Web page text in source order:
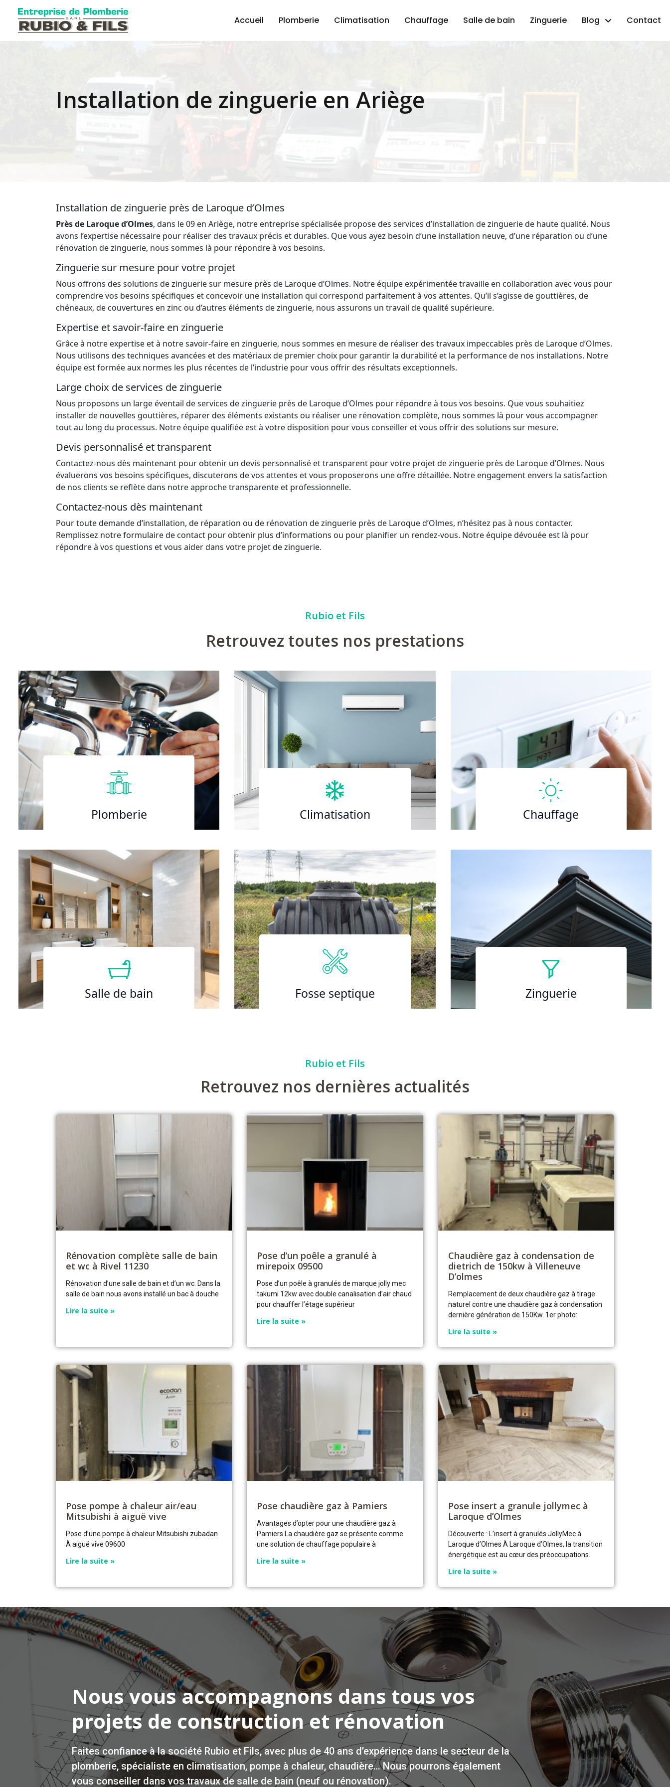
Accueil Plomberie Climatisation Chauffage Salle de bain Zinguerie Blog Contact
Installation de zinguerie en Ariège
Installation de zinguerie près de Laroque d’Olmes
Près de Laroque d’Olmes, dans le09 en Ariège, notre entreprisespécialisée propose des services d’installation dezingueriede haute qualité. Nous
avons l’expertise nécessaire pour réaliser des travaux précis et durables. Que vous ayez besoin d’une installation neuve, d’une réparation ou d’une
rénovation de zinguerie, nous sommes là pour répondre à vos besoins.
Zinguerie sur mesure pour votre projet
Nous offrons des solutions de zinguerie sur mesure près de Laroque d’Olmes. Notre équipe expérimentée travaille en collaboration avec vous pour
comprendre vos besoins spécifiques et concevoir une installation qui correspond parfaitement à vos attentes. Qu’il s’agisse de gouttières, de
chéneaux, de couvertures en zinc ou d’autres éléments de zinguerie, nous assurons un travail de qualité supérieure.
Expertise et savoir-faire en zinguerie
Grâce à notre expertise et à notre savoir-faire en zinguerie, nous sommes en mesure de réaliser des travaux impeccables près de Laroque d’Olmes.
Nous utilisons des techniques avancées et des matériaux de premier choix pour garantir la durabilité et la performance de nos installations. Notre
équipe est formée aux normes les plus récentes de l’industrie pour vous offrir des résultats exceptionnels.
Large choix de services de zinguerie
Nous proposons un large éventail de services de zinguerie près de Laroque d’Olmes pour répondre à tous vos besoins. Que vous souhaitiez
installer de nouvelles gouttières, réparer des éléments existants ou réaliser une rénovation complète, nous sommes là pour vous accompagner
tout au long du processus. Notre équipe qualifiée est à votre disposition pour vous conseiller et vous offrir des solutions sur mesure.
Devis personnalisé et transparent
Contactez-nous dès maintenant pour obtenir un devis personnalisé et transparent pour votre projet de zinguerie près de Laroque d’Olmes. Nous
évaluerons vos besoins spécifiques, discuterons de vos attentes et vous proposerons une offre détaillée. Notre engagement envers la satisfaction
de nos clients se reflète dans notre approche transparente et professionnelle.
Contactez-nous dès maintenant
Pour toute demande d’installation, de réparation ou de rénovation de zinguerie près de Laroque d’Olmes, n’hésitez pas à nous contacter.
Remplissez notreformulaire de contact pour obtenir plus d’informations ou pour planifier un rendez-vous. Notre équipe dévouée est là pour
répondre à vos questions et vous aider dans votre projet de zinguerie.
Rubio et Fils
Retrouvez toutes nos prestations
Plomberie Climatisation Chauffage
Salle de bain Fosse septique Zinguerie
Rubio et Fils
Retrouvez nos dernières actualités
Rénovation complète salle de bain
et wc à Rivel 11230
Rénovation d’une salle de bain et d’un wc. Dans la
salle de bain nous avons installé un bac à douche
Lire la suite »
Pose d’un poêle a granulé à
mirepoix 09500
Pose d’un poêle à granulés de marque jolly mec
takumi 12kw avec double canalisation d’air chaud
pour chauffer l’étage supérieur
Lire la suite »
Chaudière gaz à condensation de
dietrich de 150kw à Villeneuve
D’olmes
Remplacement de deux chaudière gaz à tirage
naturel contre une chaudière gaz à condensation
dernière génération de 150Kw. 1er photo:
Lire la suite »
Pose pompe à chaleur air/eau
Mitsubishi à aiguë vive
Pose d’une pompe à chaleur Mitsubishi zubadan
À aiguë vive 09600
Lire la suite »
Pose chaudière gaz à Pamiers
Avantages d’opter pour une chaudière gaz à
Pamiers La chaudière gaz se présente comme
une solution de chauffage populaire à
Lire la suite »
Pose insert a granule jollymec à
Laroque d’Olmes
Découverte : L’insert à granulés JollyMec à
Laroque d’Olmes À Laroque d’Olmes, la transition
énergétique est au cœur des préoccupations.
Lire la suite »
Nous vous accompagnons dans tous vos
projets de construction et rénovation
Faites confiance à la société Rubio et Fils, avec plus de 40 ans d’expérience dans le secteur de la
plomberie, spécialiste en climatisation, pompe à chaleur, chaudière… Nous pourrons également
vous conseiller dans vos travaux de salle de bain (neuf ou rénovation).